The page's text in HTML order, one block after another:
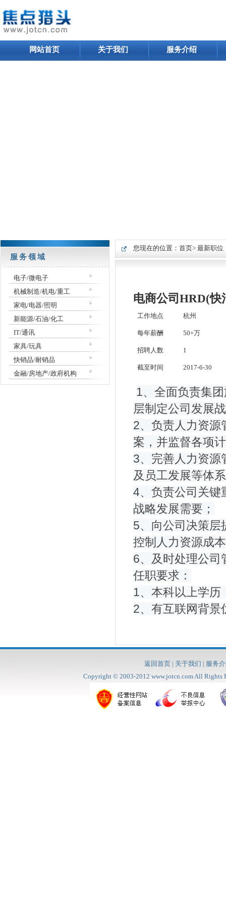
网站首页 关于我们 服务介绍
服务领域
电子/微电子
机械制造/机电/重工
家电/电器/照明
新能源/石油/化工
IT/通讯
家具/玩具
快销品/耐销品
金融/房地产/政府机构
您现在的位置： 首页> 最新职位
电商公司HRD(快
工作地点 杭州
每年薪酬 50+万
招聘人数 1
截至时间 2017-6-30
1、全面负责集
层制定公司发展
2、负责人力资源
案，并监督各项
3、完善人力资源
及员工发展等体
4、负责公司关键
战略发展需要；
5、向公司决策层
控制人力资源成
6、及时处理公
任职要求：
1、本科以上学历
2、有互联网背景
返回首页 | 关于我们 | 服务
Copyright © 2003-2012 www.jotcn.comAll Rights